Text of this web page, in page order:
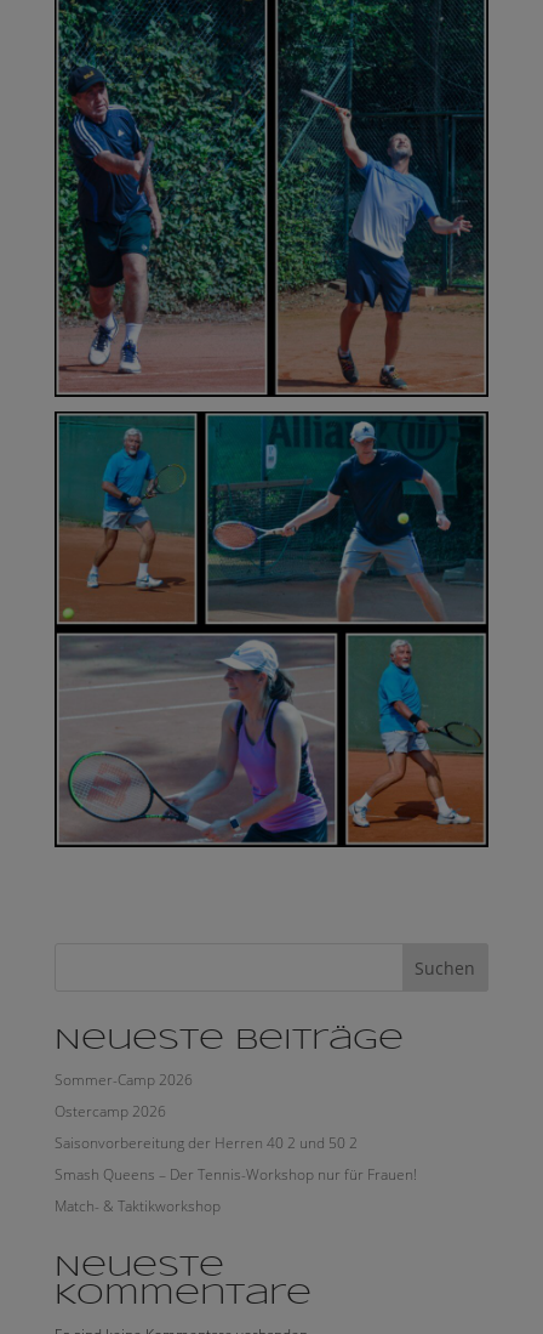
Suchen
Neueste Beiträge
Sommer-Camp 2026
Ostercamp 2026
Saisonvorbereitung der Herren 40 2 und 50 2
Smash Queens – Der Tennis-Workshop nur für Frauen!
Match- & Taktikworkshop
Neueste
Kommentare